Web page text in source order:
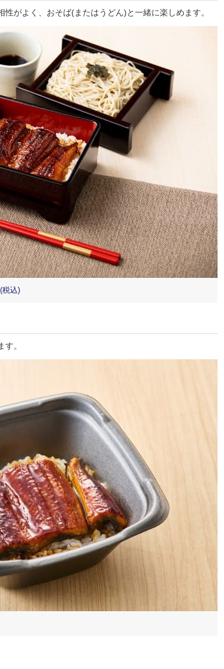
がよく、おそば(またはうどん)と一緒に楽しめます。
税込)
。